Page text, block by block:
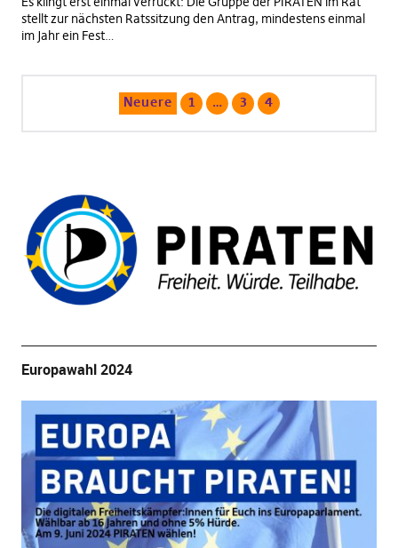
stellt zur nächsten Ratssitzung den Antrag, mindestens einmal
im Jahr ein Fest…
Neuere 1 … 3 4
Europawahl 2024